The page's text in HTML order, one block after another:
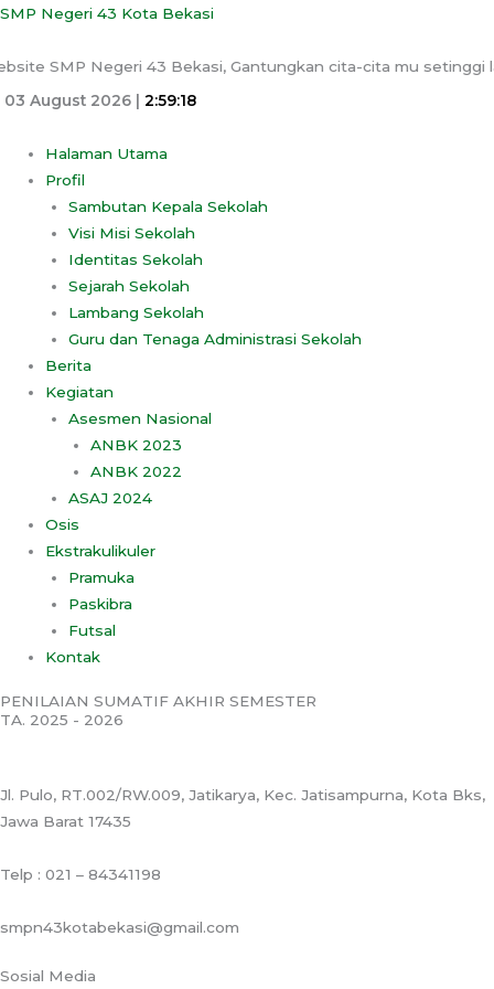
Skip
content
SMP Negeri 43 Kota Bekasi
SMP Negeri 43 Bekasi, Gantungkan cita-cita mu setinggi
03 August 2026 | 2:59:18
Menu
Halaman Utama
Profil
Sambutan Kepala Sekolah
Visi Misi Sekolah
Identitas Sekolah
Sejarah Sekolah
Lambang Sekolah
Guru dan Tenaga Administrasi Sekolah
Berita
Kegiatan
Asesmen Nasional
ANBK 2023
ANBK 2022
ASAJ 2024
Osis
Ekstrakulikuler
Pramuka
Paskibra
Futsal
Kontak
PENILAIAN SUMATIF AKHIR SEMESTER
TA. 2025 - 2026
Jl. Pulo, RT.002/RW.009, Jatikarya, Kec. Jatisampurna, Kota Bks,
Jawa Barat 17435
Telp : 021 – 84341198
smpn43kotabekasi@gmail.com
Sosial Media